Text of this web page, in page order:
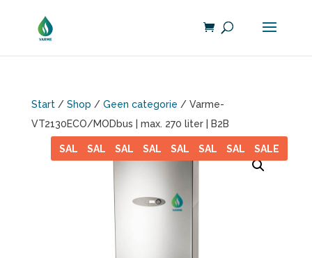
Start/ Shop / Geen categorie / Varme-
VT2130ECO/MODbus | max. 270 liter | B2B
SALE SALE SALE SALE SALE SALE SALE SALE